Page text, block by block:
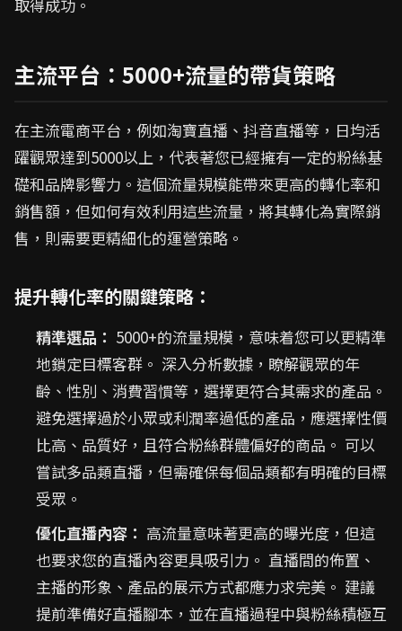
取得成功。
主流平台：5000+流量的帶貨策略
在主流電商平台，例如淘寶直播、抖音直播等，日均活
躍觀眾達到5000以上，代表著您已經擁有一定的粉絲基
礎和品牌影響力。這個流量規模能帶來更高的轉化率和
銷售額，但如何有效利用這些流量，將其轉化為實際銷
售，則需要更精細化的運營策略。
提升轉化率的關鍵策略：
精準選品： 5000+的流量規模，意味着您可以更精準
地鎖定目標客群。 深入分析數據，瞭解觀眾的年
齡、性別、消費習慣等，選擇更符合其需求的產品。
避免選擇過於小眾或利潤率過低的產品，應選擇性價
比高、品質好，且符合粉絲群體偏好的商品。 可以
嘗試多品類直播，但需確保每個品類都有明確的目標
受眾。
優化直播內容： 高流量意味著更高的曝光度，但這
也要求您的直播內容更具吸引力。 直播間的佈置、
主播的形象、產品的展示方式都應力求完美。 建議
提前準備好直播腳本，並在直播過程中與粉絲積極互